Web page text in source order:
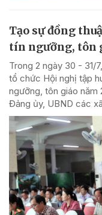
Tạo sự đồng
tín ngưỡng, tôn
Trong 2 ngày 30 - 31/
tổ chức Hội nghị tập
ngưỡng, tôn giáo năm
Đảng ủy, UBND các